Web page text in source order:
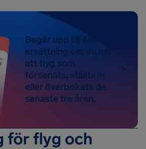
Begär upp till 600 € i
ersättning om du har
ett flyg som
försenats, ställts in
eller överbokats de
senaste tre åren.
för flyg och